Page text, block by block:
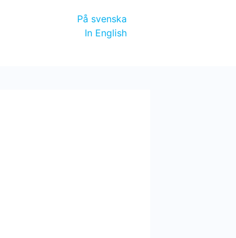
På svenska
In English